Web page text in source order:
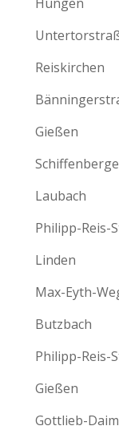
Reiskirchen
Gießen
Laubach
Philipp-Reis-
Linden
Max-Eyth-
Butzbach
Philipp-Reis-
Gießen
Gottlieb-